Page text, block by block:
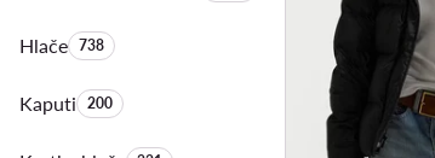
HlačeKoličina proizvoda:
738
KaputiKoličina proizvoda:
200